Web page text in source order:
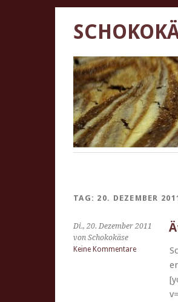
TAG: 20. DEZEMBER
Di., 20. Dezember 2011
von Schokokäse
Keine Kommentare